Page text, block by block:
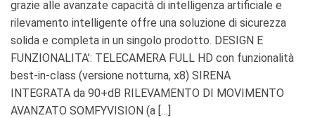
grazie alle avanzate capacità di intelligenza artificiale e
rilevamento intelligente offre una soluzione di sicurezza
solida e completa in un singolo prodotto. DESIGN E
FUNZIONALITA’: TELECAMERA FULL HD con funzionalità
best-in-class (versione notturna, x8) SIRENA
INTEGRATA da 90+dB RILEVAMENTO DI MOVIMENTO
AVANZATO SOMFYVISION (a […]